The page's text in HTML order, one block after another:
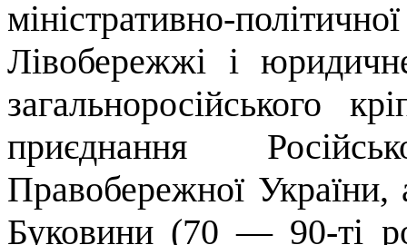
міністративно-
Лівобережжі і
загальноросійського
приєднання
Правобережної
Буковини (70 — 90-ті